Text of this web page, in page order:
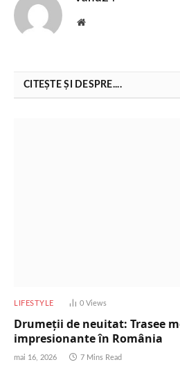
Website
CITEȘTE ȘI DESPRE....
LIFESTYLE 0 Views
Drumeții de neuitat: Trasee
impresionante în România
mai 16, 2026 7 Mins Read